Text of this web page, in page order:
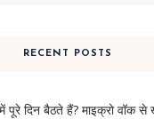
RECENT POSTS
दिन बैठते हैं? माइक्रो वॉक